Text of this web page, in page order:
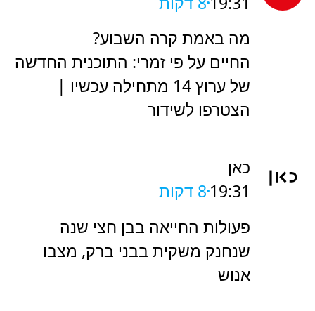
26
C14
19:318 דקות
מה באמת קרה השבוע?